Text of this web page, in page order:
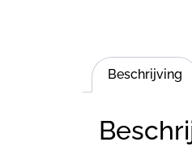
Beschrijving